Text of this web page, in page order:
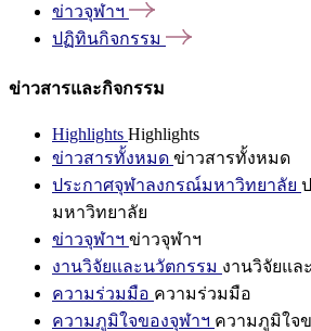
ข่าวจุฬาฯ
ปฏิทินกิจกรรม
ข่าวสารและกิจกรรม
Highlights Highlights
ข่าวสารทั้งหมด ข่าวสารทั้งหมด
ประกาศจุฬาลงกรณ์มหาวิทยาลัย
มหาวิทยาลัย
ข่าวจุฬาฯ ข่าวจุฬาฯ
งานวิจัยและนวัตกรรม งานวิจัยแล
ความร่วมมือ ความร่วมมือ
ความภูมิใจของจุฬาฯ ความภูมิใจ